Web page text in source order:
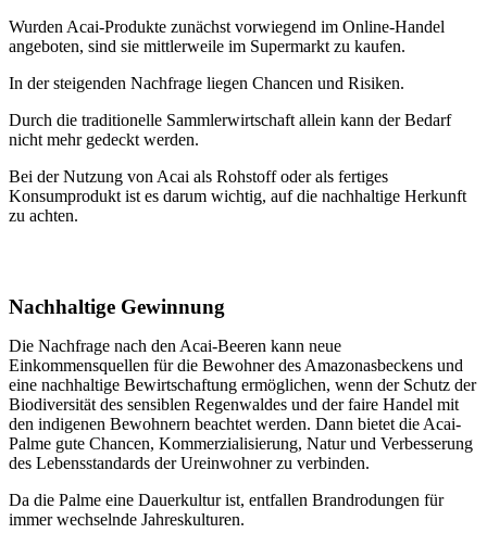
Wurden Acai-Produkte zunächst vorwiegend im Online-Handel
angeboten, sind sie mittlerweile im Supermarkt zu kaufen.
In der steigenden Nachfrage liegen Chancen und Risiken.
Durch die traditionelle Sammlerwirtschaft allein kann der Bedarf
nicht mehr gedeckt werden.
Bei der Nutzung von Acai als Rohstoff oder als fertiges
Konsumprodukt ist es darum wichtig, auf die nachhaltige Herkunft
zu achten.
Nachhaltige Gewinnung
Die Nachfrage nach den Acai-Beeren kann neue
Einkommensquellen für die Bewohner des Amazonasbeckens und
eine nachhaltige Bewirtschaftung ermöglichen, wenn der Schutz der
Biodiversität des sensiblen Regenwaldes und der faire Handel mit
den indigenen Bewohnern beachtet werden. Dann bietet die Acai-
Palme gute Chancen, Kommerzialisierung, Natur und Verbesserung
des Lebensstandards der Ureinwohner zu verbinden.
Da die Palme eine Dauerkultur ist, entfallen Brandrodungen für
immer wechselnde Jahreskulturen.